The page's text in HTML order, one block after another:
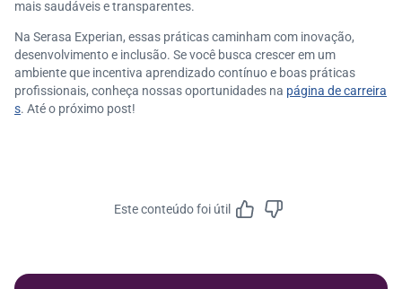
mais saudáveis e transparentes.
Na Serasa Experian, essas práticas caminham com inovação,
desenvolvimento e inclusão. Se você busca crescer em um
ambiente que incentiva aprendizado contínuo e boas práticas
profissionais, conheça nossas oportunidades na página de carreira
s. Até o próximo post!
Este conteúdo foi útil